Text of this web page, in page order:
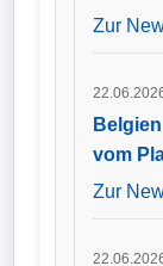
Zur
vom
Zur